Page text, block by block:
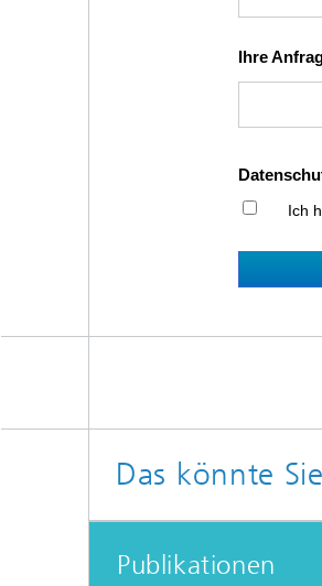
Ihre
Ich
Das könnte
Publikationen